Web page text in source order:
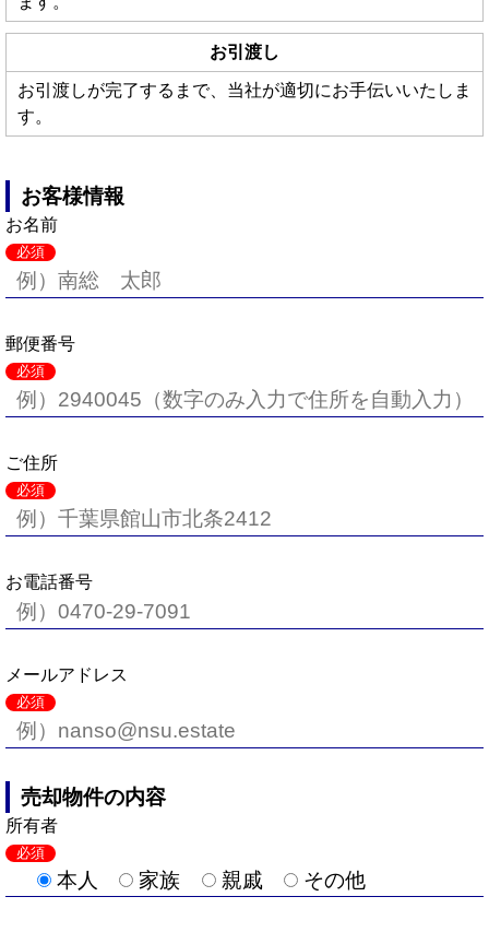
お引渡し
お引渡しが完了するまで、当社が適切にお手伝いいたしま
す。
お客様情報
お名前
必須
郵便番号
必須
ご住所
必須
お電話番号
メールアドレス
必須
売却物件の内容
所有者
必須
本人 家族 親戚 その他